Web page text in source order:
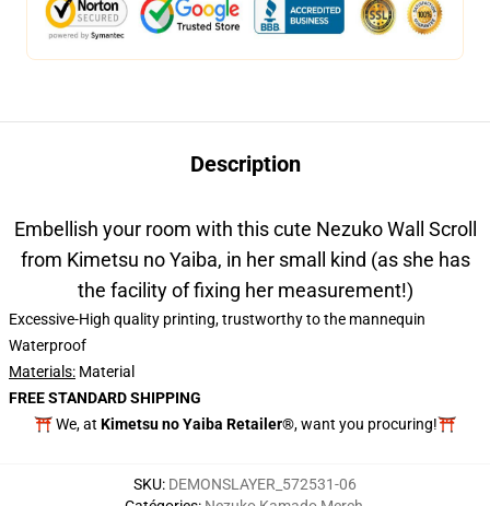
Description
Embellish your room with this cute Nezuko Wall Scroll
from Kimetsu no Yaiba, in her small kind (as she has
the facility of fixing her measurement!)
Excessive-High quality printing, trustworthy to the mannequin
Waterproof
Materials: Material
FREE STANDARD SHIPPING
⛩️ We, at Kimetsu no Yaiba Retailer®, want you procuring!⛩️
SKU: DEMONSLAYER_572531-06